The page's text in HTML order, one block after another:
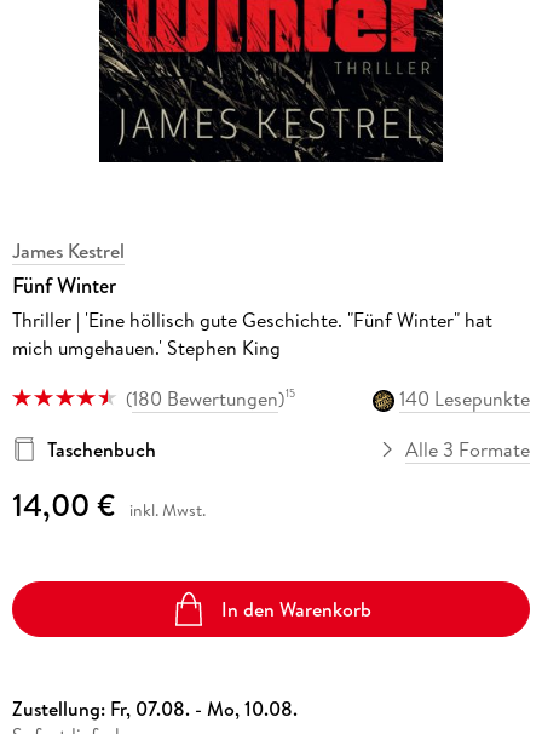
James Kestrel
Fünf Winter
Thriller | 'Eine höllisch gute Geschichte. "Fünf Winter" hat
mich umgehauen.' Stephen King
(180 Bewertungen)15
140 Lesepunkte
Taschenbuch
Alle 3 Formate
14,00 € inkl. Mwst.
In den Warenkorb
Zustellung: Fr, 07.08. - Mo, 10.08.